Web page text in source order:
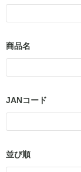
商品名
JANコード
並び順